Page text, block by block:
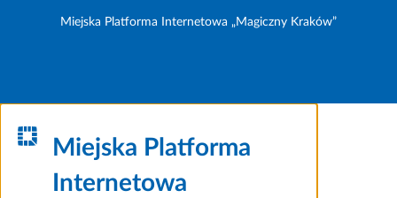
Miejska Platforma Internetowa „Magiczny Kraków”
Miejska Platforma
Internetowa